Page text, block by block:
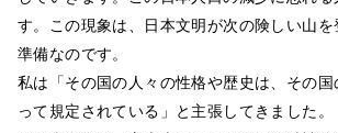
す。この現象は、日本文明が次の険しい山
準備なのです。
私は「その国の人々の性格や歴史は、その国
って規定されている」と主張してきました。